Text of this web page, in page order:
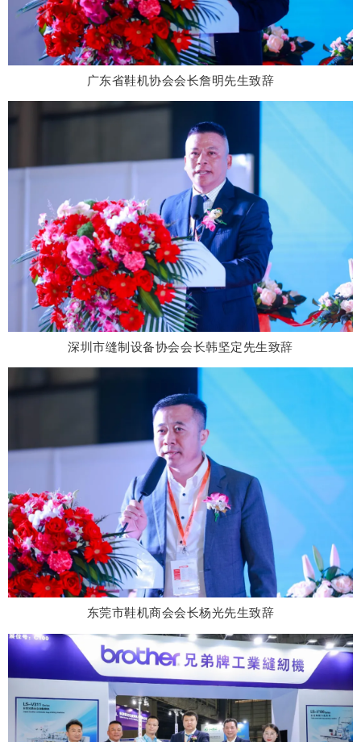
广东省鞋机协会会长詹明先生致辞
深圳市缝制设备协会会长韩坚定先生致辞
东莞市鞋机商会会长杨光先生致辞